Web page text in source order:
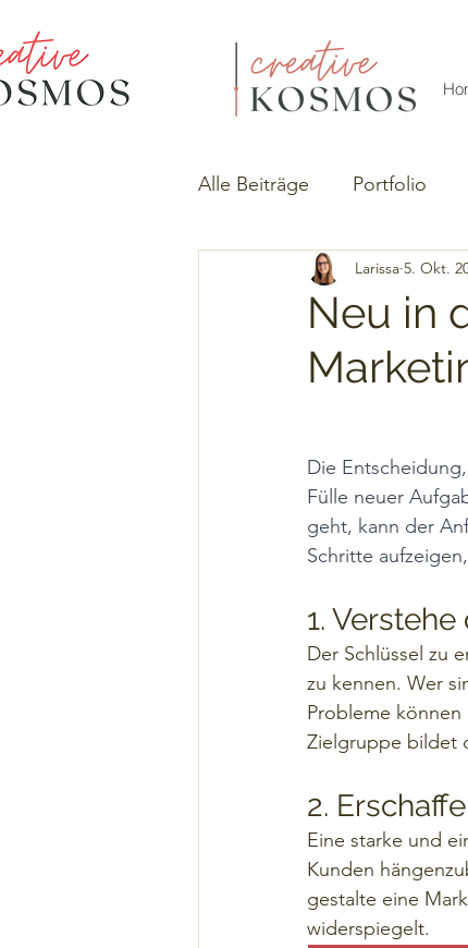
Alle Beiträge Portfolio
Neu in
Larissa 5. Okt.
Die
Fülle neuer
geht, kann der
Schritte
1.
Der Schlüssel zu
zu kennen. Wer
Probleme
Zielgruppe bildet
2.
Eine starke und
Kunden
gestalte eine
widerspiegelt.